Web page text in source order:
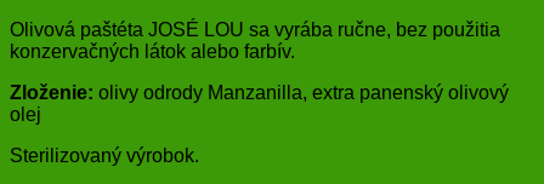
Olivová paštéta JOSÉ LOU sa vyrába ručne, bez použitia
konzervačných látok alebo farbív.
Zloženie: olivy odrody Manzanilla, extra panenský olivový
olej
Sterilizovaný výrobok.